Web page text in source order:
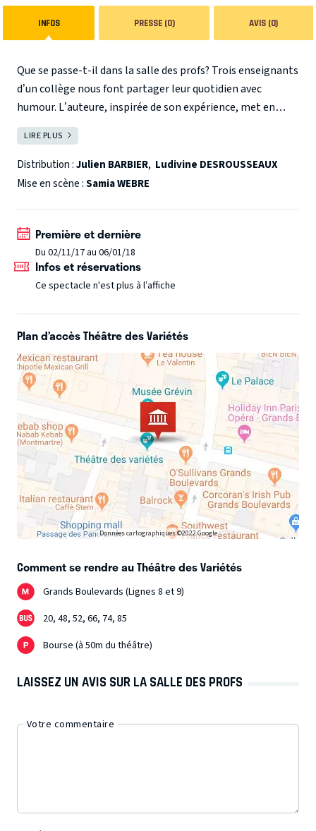
INFOS PRESSE (0) AVIS (0)
Que se passe-t-il dans la salle des profs? Trois enseignants
d’un collège nous font partager leur quotidien avec
humour. L’auteure, inspirée de son expérience, met en
scène les tensions, angoisses, conflits des enseignants à
travers des situations toutes aussi comiques et absurdes
les unes que les autres. Mieux vaut en rire qu'en pleurer...
Attention ! Déconseillé aux profs sans humour. Durée : 80
LIRE PLUS
Distribution :Julien BARBIER, Ludivine DESROUSSEAUX
Mise en scène :Samia WEBRE
Première et dernière
Du 02/11/17 au 06/01/18
Infos et réservations
Ce spectacle n'est plus à l’affiche
Plan d’accès Théâtre des Variétés
Données cartographiques ©2022 Google
Comment se rendre au Théâtre des Variétés
Grands Boulevards (Lignes 8 et 9)
20, 48, 52, 66, 74, 85
Bourse (à 50m du théâtre)
LAISSEZ UN AVIS SUR LA SALLE DES PROFS
Votre commentaire